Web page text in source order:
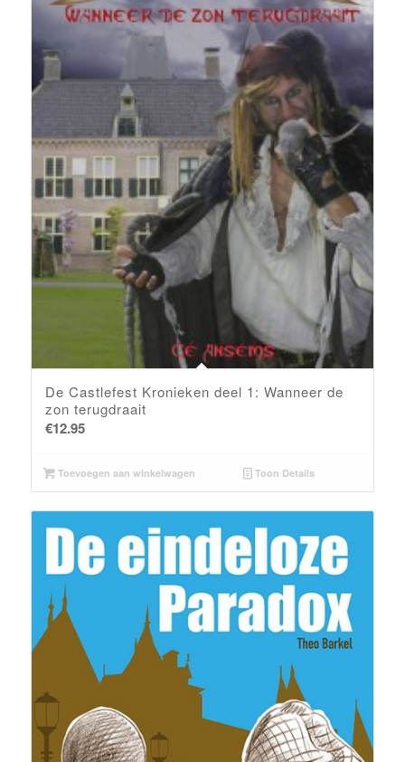
De Castlefest Kronieken deel 1: Wanneer de
zon terugdraait
€12.95
Toevoegen aan winkelwagen Toon Details